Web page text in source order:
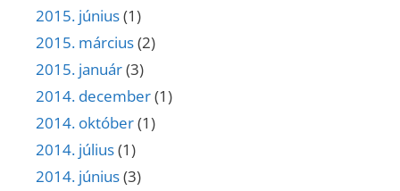
2015. június(1)
2015. március(2)
2015. január(3)
2014. december(1)
2014. október(1)
2014. július(1)
2014. június(3)